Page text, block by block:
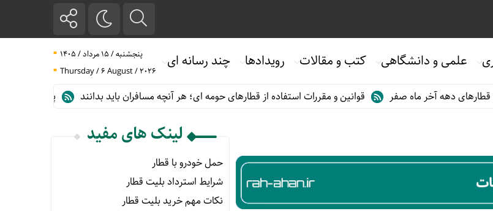
علمی و دانشگاهی کتب و مقالات رویدادها چند رسانه ای
پنجشنبه / ۱۵ مرداد / ۱۴۰۵
Thursday / 6 August / 2026
آخر ماه صفر قوانین و مقررات استفاده از قطارهای حومه ای؛ هر آنچه مسافران باید بدانند
پیش فروش بلیت قطارهای
لینک های مفید
حمل خودرو با قطار
شرایط استرداد بلیت قطار
نکات مهم خرید بلیت قطار